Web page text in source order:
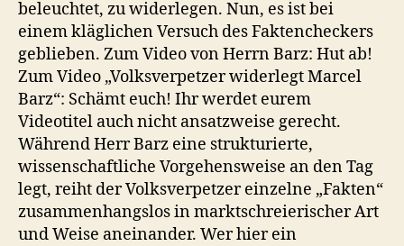
beleuchtet, zu widerlegen. Nun, es ist bei
einem kläglichen Versuch des Faktencheckers
geblieben. Zum Video von Herrn Barz: Hut ab!
Zum Video „Volksverpetzer widerlegt Marcel
Barz“: Schämt euch! Ihr werdet eurem
Videotitel auch nicht ansatzweise gerecht.
Während Herr Barz eine strukturierte,
wissenschaftliche Vorgehensweise an den Tag
legt, reiht der Volksverpetzer einzelne „Fakten“
zusammenhangslos in marktschreierischer Art
und Weise aneinander. Wer hier ein